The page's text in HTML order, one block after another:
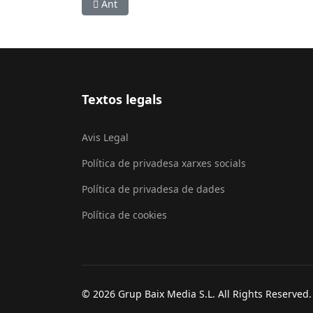
Article anterior: Sant Boi i la Generalitat
Ant
Textos legals
Avis Legal
Política de privadesa xarxes socials
Política de privadesa de dades
Política de cookies
© 2026 Grup Baix Media S.L. All Rights